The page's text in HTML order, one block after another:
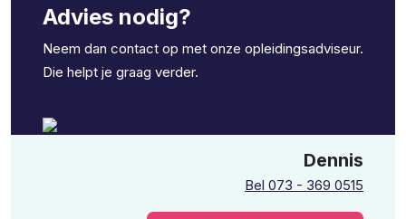
Advies nodig?
Neem dan contact op met onze opleidingsadviseur.
Die helpt je graag verder.
Dennis
Bel 073 - 369 0515